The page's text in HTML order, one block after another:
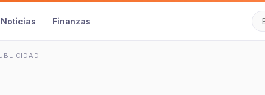
Noticias Finanzas